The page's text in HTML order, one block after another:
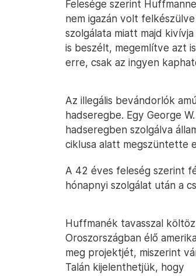
Felesége szerint
nem igazán volt
szolgálata miatt majd
is beszélt, megemlítve azt
erre, csak az ingyen
Az illegális bevándorlók
hadseregbe. Egy George
hadseregben szolgálva
ciklusa alatt megszüntette
A 42 éves feleség szerint
hónapnyi szolgálat után a
Huffmanék tavasszal
Oroszországban élő
meg projektjét, miszerint
Talán kijelenthetjük, hogy